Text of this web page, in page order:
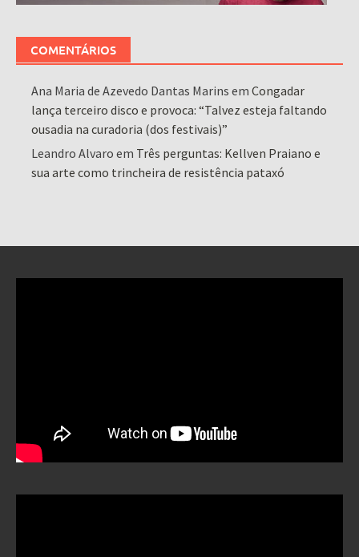
COMENTÁRIOS
Ana Maria de Azevedo Dantas Marins emCongadar
lança terceiro disco e provoca: “Talvez esteja faltando
ousadia na curadoria (dos festivais)”
Leandro Alvaro em Três perguntas: Kellven Praiano e
sua arte como trincheira de resistência pataxó